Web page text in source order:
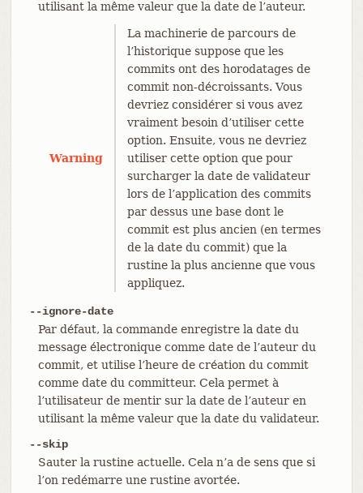
utilisant la même valeur que la date de l’auteur.
Warning
La machinerie de parcours de
l’historique suppose que les
commits ont des horodatages de
commit non-décroissants. Vous
devriez considérer si vous avez
vraiment besoin d’utiliser cette
option. Ensuite, vous ne devriez
utiliser cette option que pour
surcharger la date de validateur
lors de l’application des commits
par dessus une base dont le
commit est plus ancien (en termes
de la date du commit) que la
rustine la plus ancienne que vous
appliquez.
--ignore-date
Par défaut, la commande enregistre la date du
message électronique comme date de l’auteur du
commit, et utilise l’heure de création du commit
comme date du committeur. Cela permet à
l’utilisateur de mentir sur la date de l’auteur en
utilisant la même valeur que la date du validateur.
--skip
Sauter la rustine actuelle. Cela n’a de sens que si
l’on redémarre une rustine avortée.